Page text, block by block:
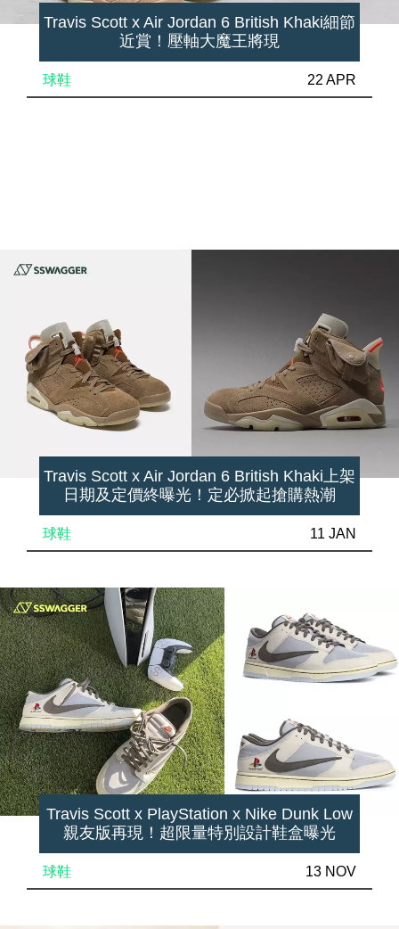
Travis Scott x Air Jordan 6 British Khaki細節
近賞！壓軸大魔王將現
球鞋 22 APR
Travis Scott x Air Jordan 6 British Khaki上架
日期及定價終曝光！定必掀起搶購熱潮
球鞋 11 JAN
Travis Scott x PlayStation x Nike Dunk Low
親友版再現！超限量特別設計鞋盒曝光
球鞋 13 NOV